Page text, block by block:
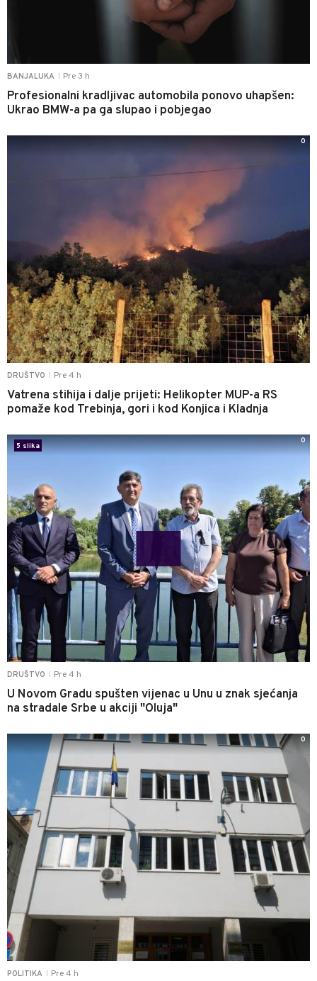
BANJALUKA Pre 3 h
Profesionalni kradljivac automobila ponovo uhapšen:
Ukrao BMW-a pa ga slupao i pobjegao
DRUŠTVO Pre 4 h
Vatrena stihija i dalje prijeti: Helikopter MUP-a RS
pomaže kod Trebinja, gori i kod Konjica i Kladnja
0
DRUŠTVO Pre 4 h
U Novom Gradu spušten vijenac u Unu u znak sjećanja
na stradale Srbe u akciji "Oluja"
5 slika
0
POLITIKA Pre 4 h
0